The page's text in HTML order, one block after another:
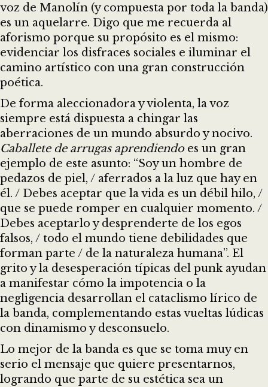
voz de Manolín (y compuesta por toda la banda)
es un aquelarre. Digo que me recuerda al
aforismo porque su propósito es el mismo:
evidenciar los disfraces sociales e iluminar el
camino artístico con una gran construcción
poética.
De forma aleccionadora y violenta, la voz
siempre está dispuesta a chingar las
aberraciones de un mundo absurdo y nocivo.
Caballete de arrugas aprendiendoes un gran
ejemplo de este asunto: “Soy un hombre de
pedazos de piel, / aferrados a la luz que hay en
él. / Debes aceptar que la vida es un débil hilo, /
que se puede romper en cualquier momento. /
Debes aceptarlo y desprenderte de los egos
falsos, / todo el mundo tiene debilidades que
forman parte / de la naturaleza humana”. El
grito y la desesperación típicas del punk ayudan
a manifestar cómo la impotencia o la
negligencia desarrollan el cataclismo lírico de
la banda, complementando estas vueltas lúdicas
con dinamismo y desconsuelo.
Lo mejor de la banda es que se toma muy en
serio el mensaje que quiere presentarnos,
logrando que parte de su estética sea un